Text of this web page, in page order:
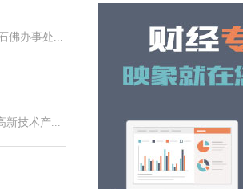
佛办事处...
新技术产...